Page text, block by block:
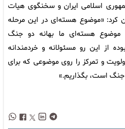
اسلامی ایران و سخنگوی هیات
کرد: «موضوع هسته‌ای در این مرحله
هسته‌ای ما بهانه دو جنگ
از این رو مسئولانه و خردمندانه
و تمرکز را روی موضوعی که برای
جنگ است، بگذاریم.»